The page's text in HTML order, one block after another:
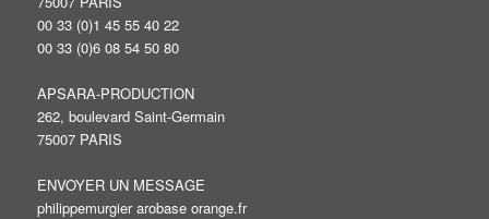
00 33 (0)1 45 55 40 22
00 33 (0)6 08 54 50 80
APSARA-PRODUCTION
262, boulevard Saint-Germain
75007 PARIS
ENVOYER UN MESSAGE
philippemurgier arobase orange.fr